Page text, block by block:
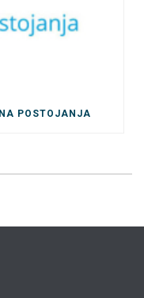
POSTOJANJA